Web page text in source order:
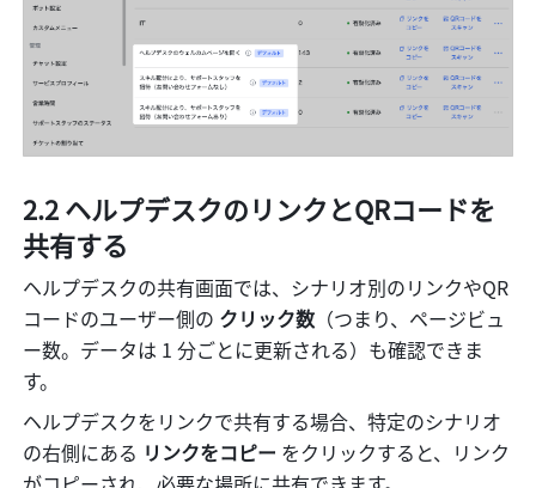
2.2 ヘルプデスクのリンクとQRコードを
共有する
ヘルプデスクの共有画面では、シナリオ別のリンクやQR
コードのユーザー側の クリック数 （つまり、ページビュ
ー数。データは 1 分ごとに更新される）も確認できま
す。
ヘルプデスクをリンクで共有する場合、特定のシナリオ
の右側にある リンクをコピー をクリックすると、リンク